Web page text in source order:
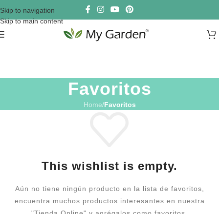
Skip to navigation
Skip to main content
Favoritos
Home/Favoritos
This wishlist is empty.
Aún no tiene ningún producto en la lista de favoritos,
encuentra muchos productos interesantes en nuestra